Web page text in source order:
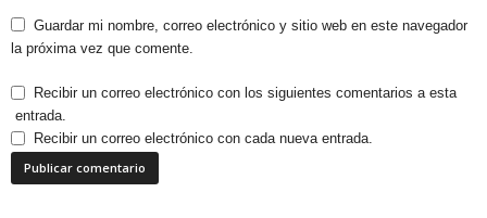
Guardar mi nombre, correo electrónico y sitio web en este navegador
la próxima vez que comente.
Recibir un correo electrónico con los siguientes comentarios a esta
entrada.
Recibir un correo electrónico con cada nueva entrada.